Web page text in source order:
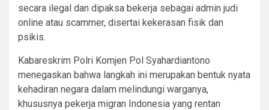
secara ilegal dan dipaksa bekerja sebagai admin judi
online atau scammer, disertai kekerasan fisik dan
psikis.
Kabareskrim Polri Komjen Pol Syahardiantono
menegaskan bahwa langkah ini merupakan bentuk nyata
kehadiran negara dalam melindungi warganya,
khususnya pekerja migran Indonesia yang rentan